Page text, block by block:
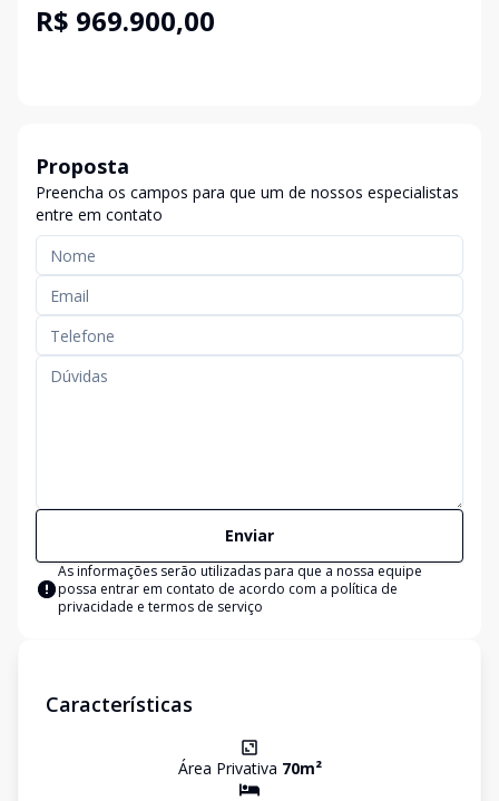
R$ 969.900,00
Proposta
Preencha os campos para que um de nossos especialistas
entre em contato
Enviar
As informações serão utilizadas para que a nossa equipe
possa entrar em contato de acordo com a política de
privacidade e termos de serviço
Características
Área Privativa 70m²